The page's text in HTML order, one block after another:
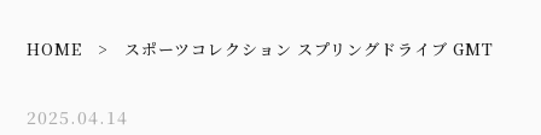
HOME スポーツコレクション スプリングドライブ GMT
2025.04.14